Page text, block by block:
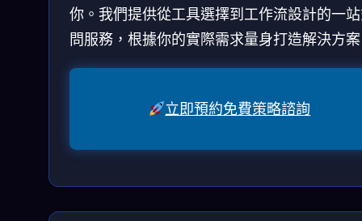
你。我們提供從工具選擇到工作流設計的一
問服務，根據你的實際需求量身打造解決方
立即預約免費策略諮詢